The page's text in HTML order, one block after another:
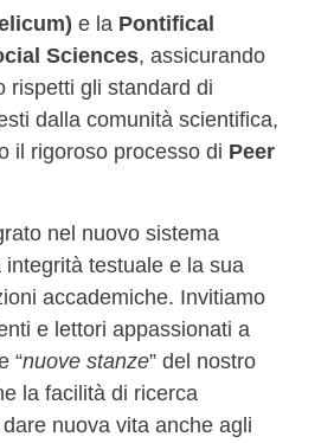
e la Pontifical
Sciences, assicurando
rispetti gli standard di
dalla comunità scientifica,
il rigoroso processo di Peer
nel nuovo sistema
testuale e la sua
accademiche. Invitiamo
e lettori appassionati a
“nuove stanze” del nostro
la facilità di ricerca
nuova vita anche agli